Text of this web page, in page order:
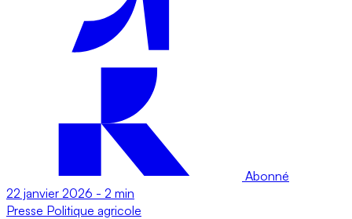
Abonné
22 janvier 2026 - 2 min
Presse Politique agricole